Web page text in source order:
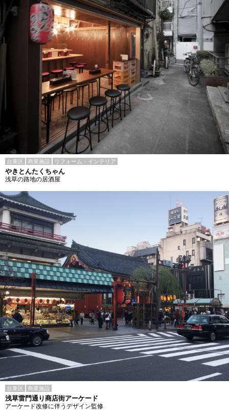
台東区 商業施設 リフォーム・インテリア
やきとんたくちゃん
浅草の路地の居酒屋
台東区 商業施設
浅草雷門通り商店街アーケード
アーケード改修に伴うデザイン監修